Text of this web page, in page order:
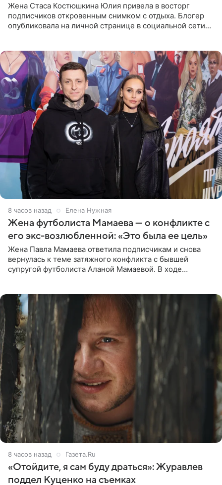
Жена Стаса Костюшкина Юлия привела в восторг
подписчиков откровенным снимком с отдыха. Блогер
опубликовала на личной странице в социальной сети
8 часов назад Елена Нужная
Жена футболиста Мамаева — о конфликте с
его экс-возлюбленной: «Это была ее цель»
Жена Павла Мамаева ответила подписчикам и снова
вернулась к теме затяжного конфликта с бывшей
супругой футболиста Аланой Мамаевой. В ходе
8 часов назад Газета.Ru
«Отойдите, я сам буду драться»: Журавлев
поддел Куценко на съемках